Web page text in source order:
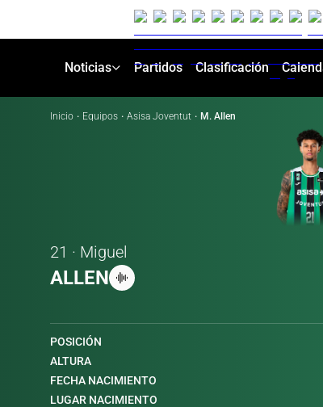
Noticias Partidos Clasificación
Inicio · Equipos · Asisa Joventut · M. Allen
21 · Miguel
ALLEN
POSICIÓN
ALTURA
FECHA NACIMIENTO
LUGAR NACIMIENTO